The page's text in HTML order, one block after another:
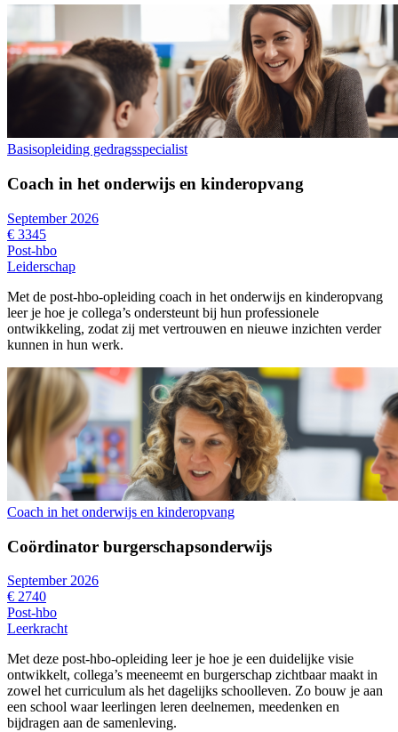
Basisopleiding gedragsspecialist
Coach in het onderwijs en kinderopvang
September 2026
€ 3345
Post-hbo
Leiderschap
Met de post-hbo-opleiding coach in het onderwijs en kinderopvang
leer je hoe je collega’s ondersteunt bij hun professionele
ontwikkeling, zodat zij met vertrouwen en nieuwe inzichten verder
kunnen in hun werk.
Coach in het onderwijs en kinderopvang
Coördinator burgerschapsonderwijs
September 2026
€ 2740
Post-hbo
Leerkracht
Met deze post-hbo-opleiding leer je hoe je een duidelijke visie
ontwikkelt, collega’s meeneemt en burgerschap zichtbaar maakt in
zowel het curriculum als het dagelijks schoolleven. Zo bouw je aan
een school waar leerlingen leren deelnemen, meedenken en
bijdragen aan de samenleving.